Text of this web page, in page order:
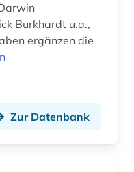
Burkhardt u.a.,
ergänzen die
Zur Datenbank